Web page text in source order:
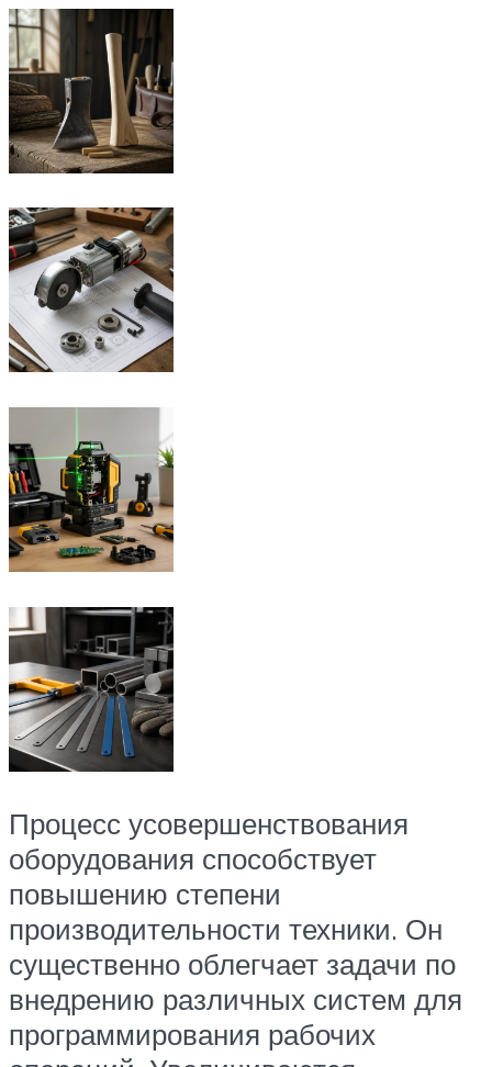
Процесс усовершенствования
оборудования способствует
повышению степени
производительности техники. Он
существенно облегчает задачи по
внедрению различных систем для
программирования рабочих